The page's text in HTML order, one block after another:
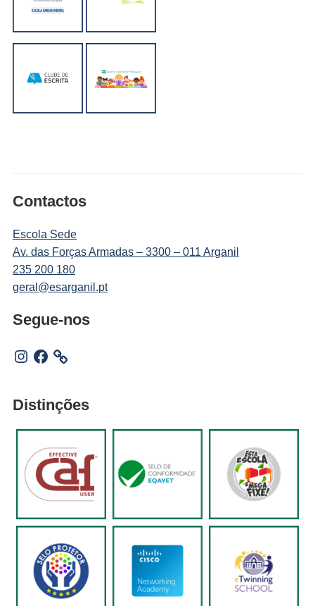
Contactos
Escola Sede
Av. das Forças Armadas – 3300 – 011 Arganil
235 200 180
geral@esarganil.pt
Segue-nos
Instagram
Facebook
Distinções